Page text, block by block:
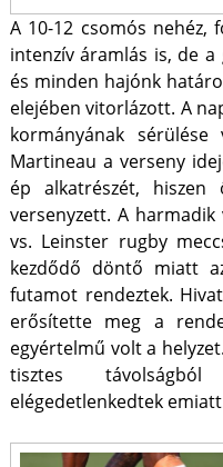
A 10-12 csomós nehéz,
intenzív áramlás is, de a
és minden hajónk
elejében vitorlázott. A
kormányának
Martineau a verseny
ép alkatrészét,
versenyzett. A
vs. Leinster rugby
kezdődő döntő miatt
futamot rendeztek.
erősítette meg a
egyértelmű volt a
tisztes
elégedetlenkedtek